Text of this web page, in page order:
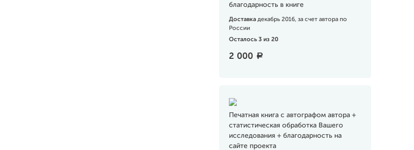
благодарность в книге
Доставка декабрь 2016, за счет автора по
России
Осталось 3 из 20
2 000 a
Печатная книга с автографом автора +
статистическая обработка Вашего
исследования + благодарность на
сайте проекта